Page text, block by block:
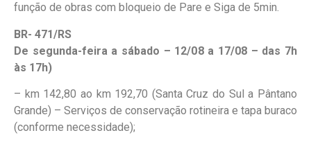
função de obras com bloqueio de Pare e Siga de 5min.
BR- 471/RS
De segunda-feira a sábado – 12/08 a 17/08 – das 7h
às 17h)
– km 142,80 ao km 192,70 (Santa Cruz do Sul a Pântano
Grande) – Serviços de conservação rotineira e tapa buraco
(conforme necessidade);